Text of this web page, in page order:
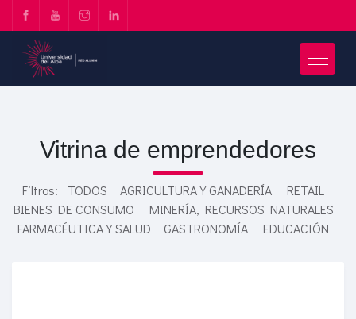
Vitrina de emprendedores
Filtros: TODOS AGRICULTURA Y GANADERÍA
RETAIL
BIENES DE CONSUMO
MINERÍA, RECURSOS NATURALES
FARMACÉUTICA Y SALUD
GASTRONOMÍA EDUCACIÓN